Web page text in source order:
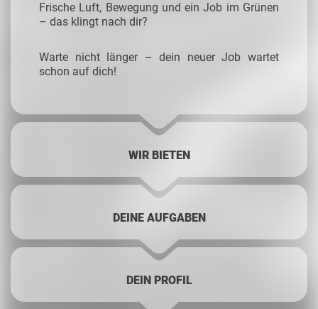
Frische Luft, Bewegung und ein Job im Grünen
– das klingt nach dir?
Warte nicht länger – dein neuer Job wartet
schon auf dich!
WIR BIETEN
DEINE AUFGABEN
DEIN PROFIL